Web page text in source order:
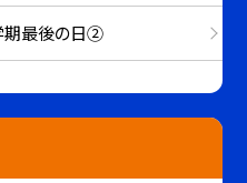
最後の日②